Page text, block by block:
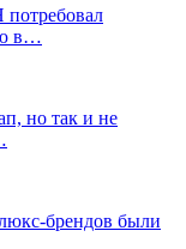
в…
но так и не
брендов были